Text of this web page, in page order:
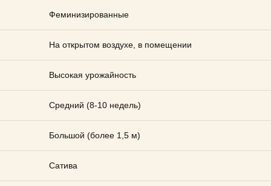
Феминизированные
На открытом воздухе, в помещении
Высокая урожайность
Средний (8-10 недель)
Большой (более 1,5 м)
Сатива